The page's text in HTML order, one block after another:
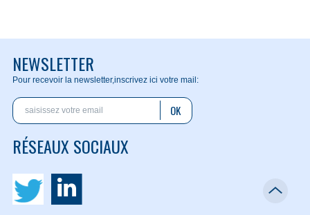
NEWSLETTER
Pour recevoir la newsletter,inscrivez ici votre mail:
OK
RÉSEAUX SOCIAUX